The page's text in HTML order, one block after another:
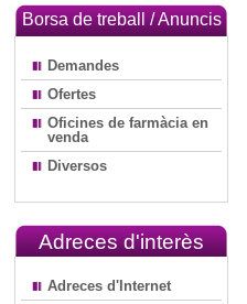
Borsa de treball / Anuncis
Demandes
Ofertes
Oficines de farmàcia en
venda
Diversos
Adreces d'interès
Adreces d'Internet